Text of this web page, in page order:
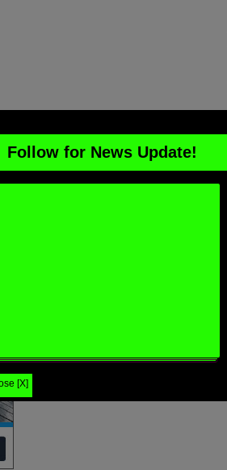
Follow for News Update!
[X]
sumber alternatif untuk memperoleh
adsense yang sudah terbukti
Indonesia.